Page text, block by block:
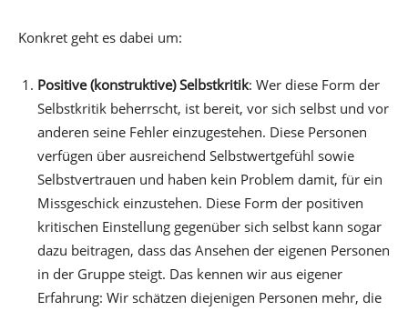
Konkret geht es dabei um:
Positive (konstruktive) Selbstkritik: Wer diese Form der
Selbstkritik beherrscht, ist bereit, vor sich selbst und vor
anderen seine Fehler einzugestehen. Diese Personen
verfügen über ausreichend Selbstwertgefühl sowie
Selbstvertrauen und haben kein Problem damit, für ein
Missgeschick einzustehen. Diese Form der positiven
kritischen Einstellung gegenüber sich selbst kann sogar
dazu beitragen, dass das Ansehen der eigenen Personen
in der Gruppe steigt. Das kennen wir aus eigener
Erfahrung: Wir schätzen diejenigen Personen mehr, die